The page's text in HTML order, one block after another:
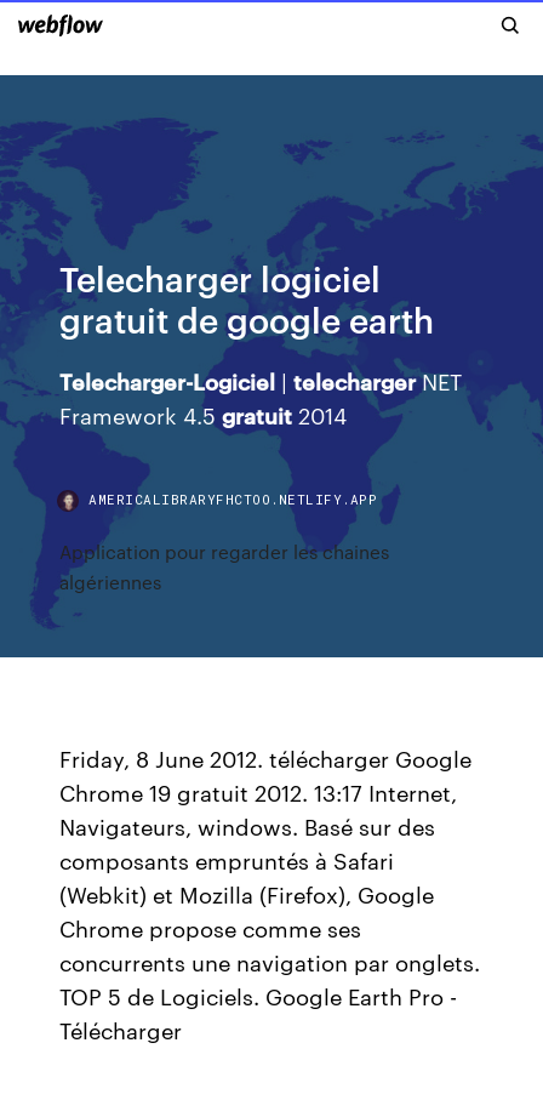
Telecharger logiciel
gratuit de google earth
Telecharger-Logiciel |telechargerNET
Framework 4.5gratuit 2014
AMERICALIBRARYFHCTOO.NETLIFY.APP
Application pour regarder les chaines
algériennes
Friday, 8 June 2012. télécharger Google
Chrome 19 gratuit 2012. 13:17 Internet,
Navigateurs, windows. Basé sur des
composants empruntés à Safari
(Webkit) et Mozilla (Firefox), Google
Chrome propose comme ses
concurrents une navigation par onglets.
TOP 5 de Logiciels. Google Earth Pro -
Télécharger